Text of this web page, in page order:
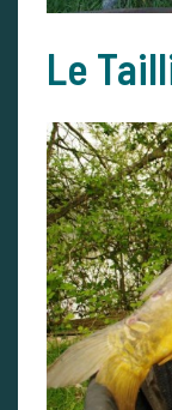
Le